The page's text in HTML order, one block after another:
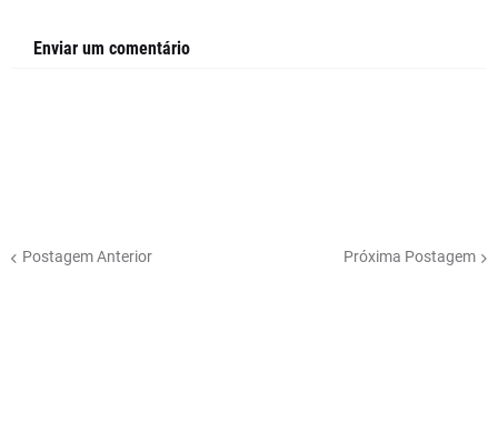
Enviar um comentário
Postagem Anterior Próxima Postagem